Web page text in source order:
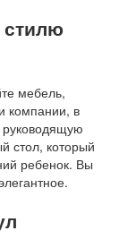
мебель,
компании, в
руководящую
стол, который
ребенок. Вы